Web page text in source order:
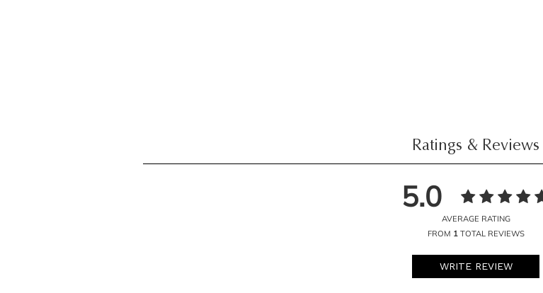
Ratings & Reviews
5.0
AVERAGE RATING
FROM 1TOTAL REVIEWS
WRITE REVIEW